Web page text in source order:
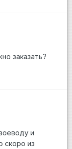
заказать?
и
скоро из